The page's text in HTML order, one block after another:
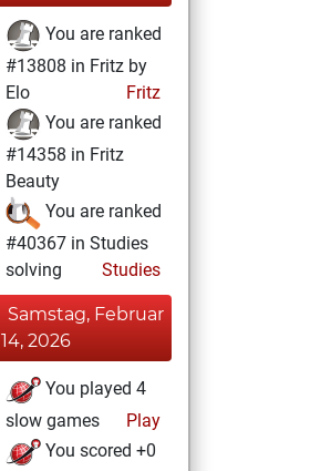
You are ranked
#13808 in Fritz by
Elo
Fritz
You are ranked
#14358 in Fritz
Beauty
You are ranked
#40367 in Studies
solving
Studies
Samstag, Februar
14, 2026
You played 4
slow games
Play
You scored +0